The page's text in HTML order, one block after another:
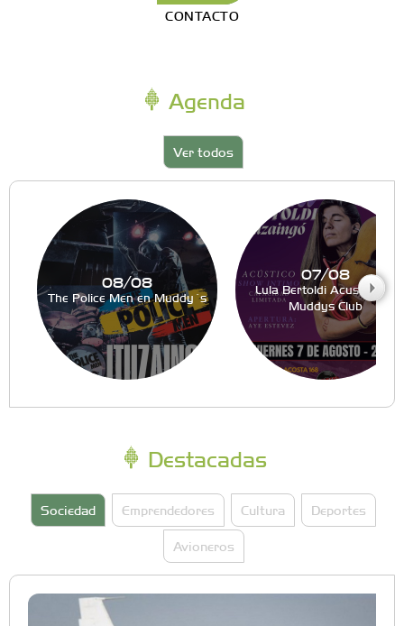
CONTACTO
Agenda
Ver todos
08/08
The Police Men en Muddy´s
07/08
Lula Bertoldi Acustico en
Muddys Club
Destacadas
Sociedad Emprendedores Cultura Deportes
Avioneros